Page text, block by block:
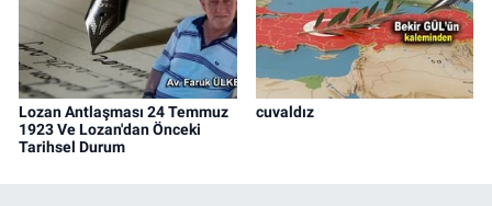
Lozan Antlaşması 24 Temmuz
1923 Ve Lozan'dan Önceki
Tarihsel Durum
cuvaldız